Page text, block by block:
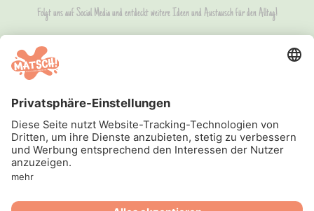
Folgt uns auf Social Media und entdeckt weitere Ideen und Austausch für den Alltag!
Landwirtschaftsverlag GmbH -Impressum & AGB-
Datenschutz